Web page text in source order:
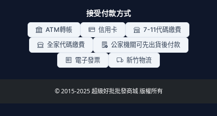
接受付款方式
ATM轉帳 信用卡
7-11代碼繳費
全家代碼繳費
公家機關可先出貨後付款
電子發票
新竹物流
© 2015-2025 超級好批批發商城 版權所有